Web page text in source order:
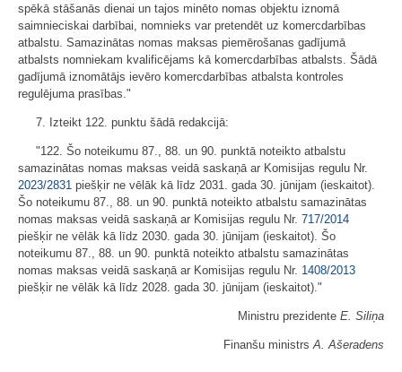
spēkā stāšanās dienai un tajos minēto nomas objektu iznomā
saimnieciskai darbībai, nomnieks var pretendēt uz komercdarbības
atbalstu. Samazinātas nomas maksas piemērošanas gadījumā
atbalsts nomniekam kvalificējams kā komercdarbības atbalsts. Šādā
gadījumā iznomātājs ievēro komercdarbības atbalsta kontroles
regulējuma prasības."
7. Izteikt 122. punktu šādā redakcijā:
"122. Šo noteikumu 87., 88. un 90. punktā noteikto atbalstu
samazinātas nomas maksas veidā saskaņā ar Komisijas regulu Nr.
2023/2831 piešķir ne vēlāk kā līdz 2031. gada 30. jūnijam (ieskaitot).
Šo noteikumu 87., 88. un 90. punktā noteikto atbalstu samazinātas
nomas maksas veidā saskaņā ar Komisijas regulu Nr. 717/2014
piešķir ne vēlāk kā līdz 2030. gada 30. jūnijam (ieskaitot). Šo
noteikumu 87., 88. un 90. punktā noteikto atbalstu samazinātas
nomas maksas veidā saskaņā ar Komisijas regulu Nr. 1408/2013
piešķir ne vēlāk kā līdz 2028. gada 30. jūnijam (ieskaitot)."
Ministru prezidente E. Siliņa
Finanšu ministrs A. Ašeradens